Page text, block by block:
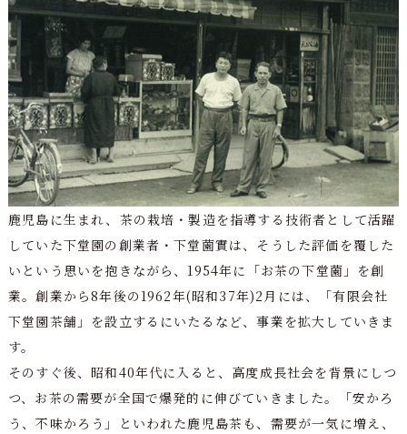
鹿児島に生まれ、茶の栽培・製造を指導する技術者として活躍
していた下堂園の創業者・下堂薗實は、そうした評価を覆した
いという思いを抱きながら、1954年に「お茶の下堂薗」を創
業。創業から8年後の1962年(昭和37年)2月には、「有限会社
下堂園茶舗」を設立するにいたるなど、事業を拡大していきま
す。
そのすぐ後、昭和40年代に入ると、高度成長社会を背景にしつ
つ、お茶の需要が全国で爆発的に伸びていきました。「安かろ
う、不味かろう」といわれた鹿児島茶も、需要が一気に増え、